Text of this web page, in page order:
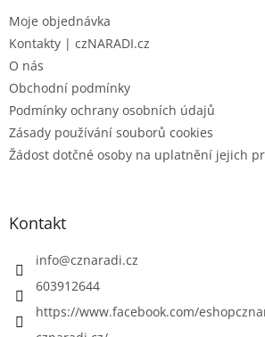
Moje objednávka
Kontakty | czNARADI.cz
O nás
Obchodní podmínky
Podmínky ochrany osobních údajů
Zásady používání souborů cookies
Žádost dotčné osoby na uplatnění jejich
Kontakt
info@cznaradi.cz
603912644
https://www.facebook.com/